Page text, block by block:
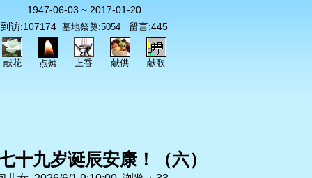
1947-06-03 ~ 2017-01-20
到访:107174 墓地祭奠:5054 留言:445
献花 点烛 上香 献供 献歌
十九岁诞辰安康！（六）